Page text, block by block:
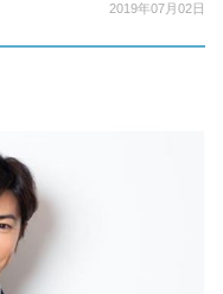
2019年07月02日